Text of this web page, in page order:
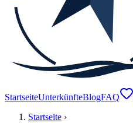
StartseiteUnterkünfteBlogFAQ
Startseite ›